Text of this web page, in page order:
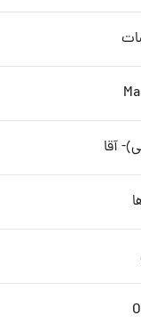
آقا